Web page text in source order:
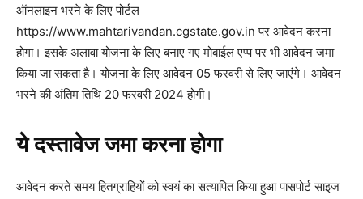
ऑनलाइन भरने के लिए पोर्टल
https://www.mahtarivandan.cgstate.gov.in पर आवेदन करना
होगा। इसके अलावा योजना के लिए बनाए गए मोबाईल एप्प पर भी आवेदन जमा
किया जा सकता है। योजना के लिए आवेदन 05 फरवरी से लिए जाएंगे। आवेदन
भरने की अंतिम तिथि 20 फरवरी 2024 होगी।
ये दस्तावेज जमा करना होगा
आवेदन करते समय हितग्राहियों को स्वयं का सत्यापित किया हुआ पासपोर्ट साइज